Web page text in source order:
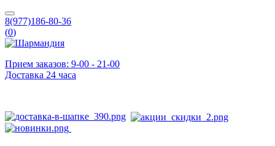
8(977)186-80-36
(0)
Прием заказов: 9-00 - 21-00
Доставка 24 часа